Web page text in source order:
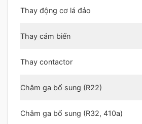
Thay động cơ lá đảo
Thay cảm biến
Thay contactor
Châm ga bổ sung (R22)
Châm ga bổ sung (R32, 410a)